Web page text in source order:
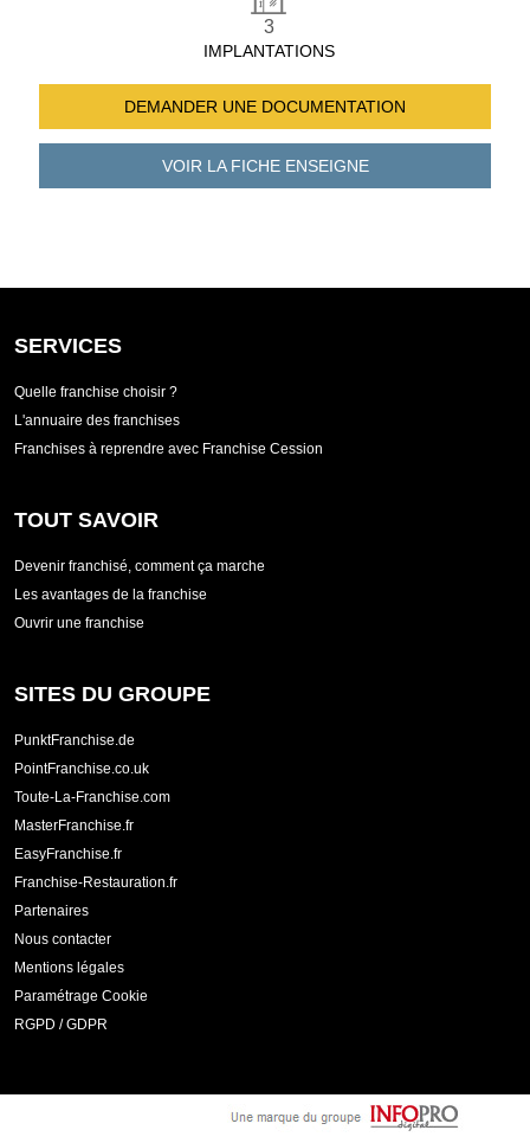
3
IMPLANTATIONS
DEMANDER UNE DOCUMENTATION
VOIR LA FICHEENSEIGNE
SERVICES
Quelle franchise choisir ?
L'annuaire des franchises
Franchises à reprendre avec Franchise Cession
TOUT SAVOIR
Devenir franchisé, comment ça marche
Les avantages de la franchise
Ouvrir une franchise
SITES DU GROUPE
PunktFranchise.de
PointFranchise.co.uk
Toute-La-Franchise.com
MasterFranchise.fr
EasyFranchise.fr
Franchise-Restauration.fr
Partenaires
Nous contacter
Mentions légales
Paramétrage Cookie
RGPD / GDPR